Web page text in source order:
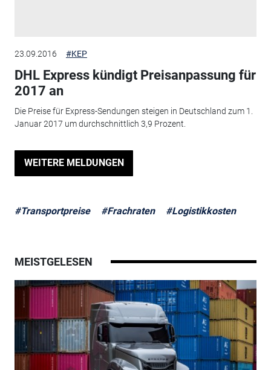
23.09.2016 #KEP
DHL Express kündigt Preisanpassung für
2017 an
Die Preise für Express-Sendungen steigen in Deutschland zum 1.
Januar 2017 um durchschnittlich 3,9 Prozent.
WEITERE MELDUNGEN
#Transportpreise #Frachraten #Logistikkosten
MEISTGELESEN